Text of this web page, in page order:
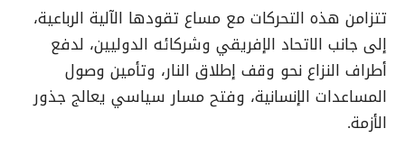
تتزامن هذه التحركات مع مساع تقودها الآلية الرباعية،
إلى جانب الاتحاد الإفريقي وشركائه الدوليين، لدفع
أطراف النزاع نحو وقف إطلاق النار، وتأمين وصول
المساعدات الإنسانية، وفتح مسار سياسي يعالج جذور
الأزمة.